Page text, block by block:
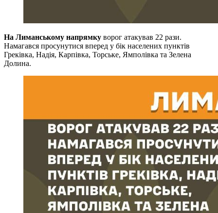
На Лиманському напрямку ворог атакував 22 рази.
Намагався просунутися вперед у бік населених пунктів
Греківка, Надія, Карпівка, Торське, Ямполівка та Зелена
Долина.